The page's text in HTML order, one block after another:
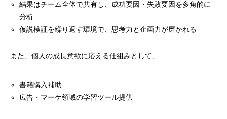
結果はチーム全体で共有し、成功要因・失敗要因を多角的に
分析
仮説検証を繰り返す環境で、思考力と企画力が磨かれる
また、個人の成長意欲に応える仕組みとして、
書籍購入補助
広告・マーケ領域の学習ツール提供